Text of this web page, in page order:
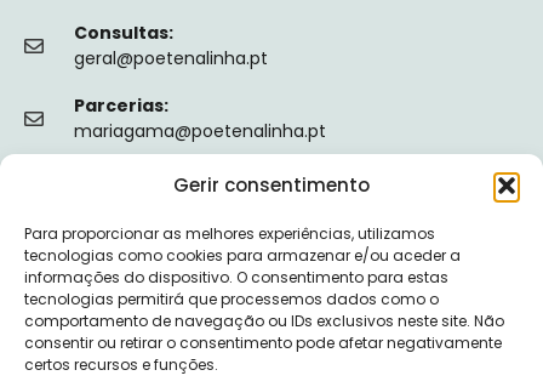
Gerir consentimento
Para proporcionar as melhores experiências, utilizamos
tecnologias como cookies para armazenar e/ou aceder a
informações do dispositivo. O consentimento para estas
tecnologias permitirá que processemos dados como o
comportamento de navegação ou IDs exclusivos neste site. Não
consentir ou retirar o consentimento pode afetar negativamente
certos recursos e funções.
Consultas:
geral@poetenalinha.pt
Parcerias:
mariagama@poetenalinha.pt
Política de privacidade
Termos e Condições
Livro de reclamações